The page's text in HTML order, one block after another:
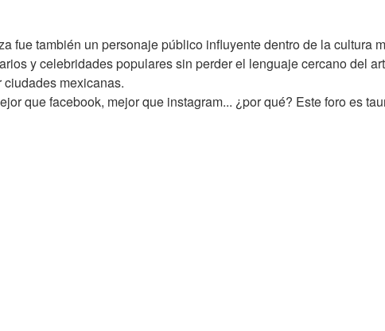
fue también un personaje público influyente dentro de la
y celebridades populares sin perder el lenguaje cercano del
mexicanas.
que facebook, mejor que instagram... ¿por qué? Este foro es